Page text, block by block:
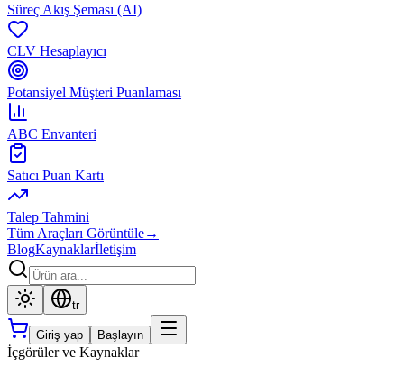
Süreç Akış Şeması (AI)
CLV Hesaplayıcı
Potansiyel Müşteri Puanlaması
ABC Envanteri
Satıcı Puan Kartı
Talep Tahmini
Tüm Araçları Görüntüle→
BlogKaynaklarİletişim
tr
Giriş yap Başlayın
İçgörüler ve Kaynaklar